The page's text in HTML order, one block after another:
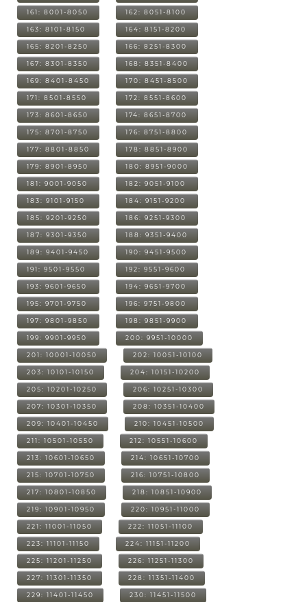
161: 8001-8050 162: 8051-8100
163: 8101-8150 164: 8151-8200
165: 8201-8250 166: 8251-8300
167: 8301-8350 168: 8351-8400
169: 8401-8450 170: 8451-8500
171: 8501-8550 172: 8551-8600
173: 8601-8650 174: 8651-8700
175: 8701-8750 176: 8751-8800
177: 8801-8850 178: 8851-8900
179: 8901-8950 180: 8951-9000
181: 9001-9050 182: 9051-9100
183: 9101-9150 184: 9151-9200
185: 9201-9250 186: 9251-9300
187: 9301-9350 188: 9351-9400
189: 9401-9450 190: 9451-9500
191: 9501-9550 192: 9551-9600
193: 9601-9650 194: 9651-9700
195: 9701-9750 196: 9751-9800
197: 9801-9850 198: 9851-9900
199: 9901-9950 200: 9951-10000
201: 10001-10050 202: 10051-10100
203: 10101-10150 204: 10151-10200
205: 10201-10250 206: 10251-10300
207: 10301-10350 208: 10351-10400
209: 10401-10450 210: 10451-10500
211: 10501-10550 212: 10551-10600
213: 10601-10650 214: 10651-10700
215: 10701-10750 216: 10751-10800
217: 10801-10850 218: 10851-10900
219: 10901-10950 220: 10951-11000
221: 11001-11050 222: 11051-11100
223: 11101-11150 224: 11151-11200
225: 11201-11250 226: 11251-11300
227: 11301-11350 228: 11351-11400
229: 11401-11450 230: 11451-11500